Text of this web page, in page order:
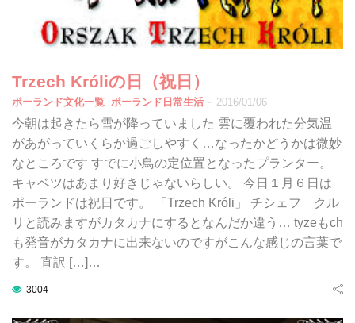
Trzech Króliの日（祝日）
ポーランド文化一覧 ポーランド日常生活 - 2016/01/06
今朝は起きたら雪が降っていました 雲に覆われた分気温
があがっていくらか過ごしやすく…なったかどうかは微妙
なところです すでに小鳥の定位置となったプランター。
キャベツはあまり好きじゃないらしい。 今日１月６日は
ポーランドは祝日です。 「Trzech Króli」 チシェフ クル
リと読みますがカタカナにするとなんだか違う… tyzeもch
も発音がカタカナに出来ないのですがこんな感じの言葉で
す。 直訳 […]…
3004